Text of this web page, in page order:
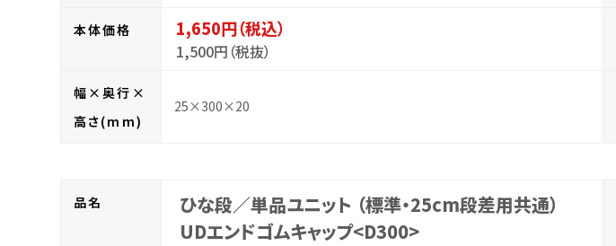
本体価格 1,650円（税込）
1,500円（税抜）
幅×奥行×
高さ(mm)
25×300×20
品名
ひな段／単品ユニット （標準・25cm段差用共通）
UDエンドゴムキャップ<D300>